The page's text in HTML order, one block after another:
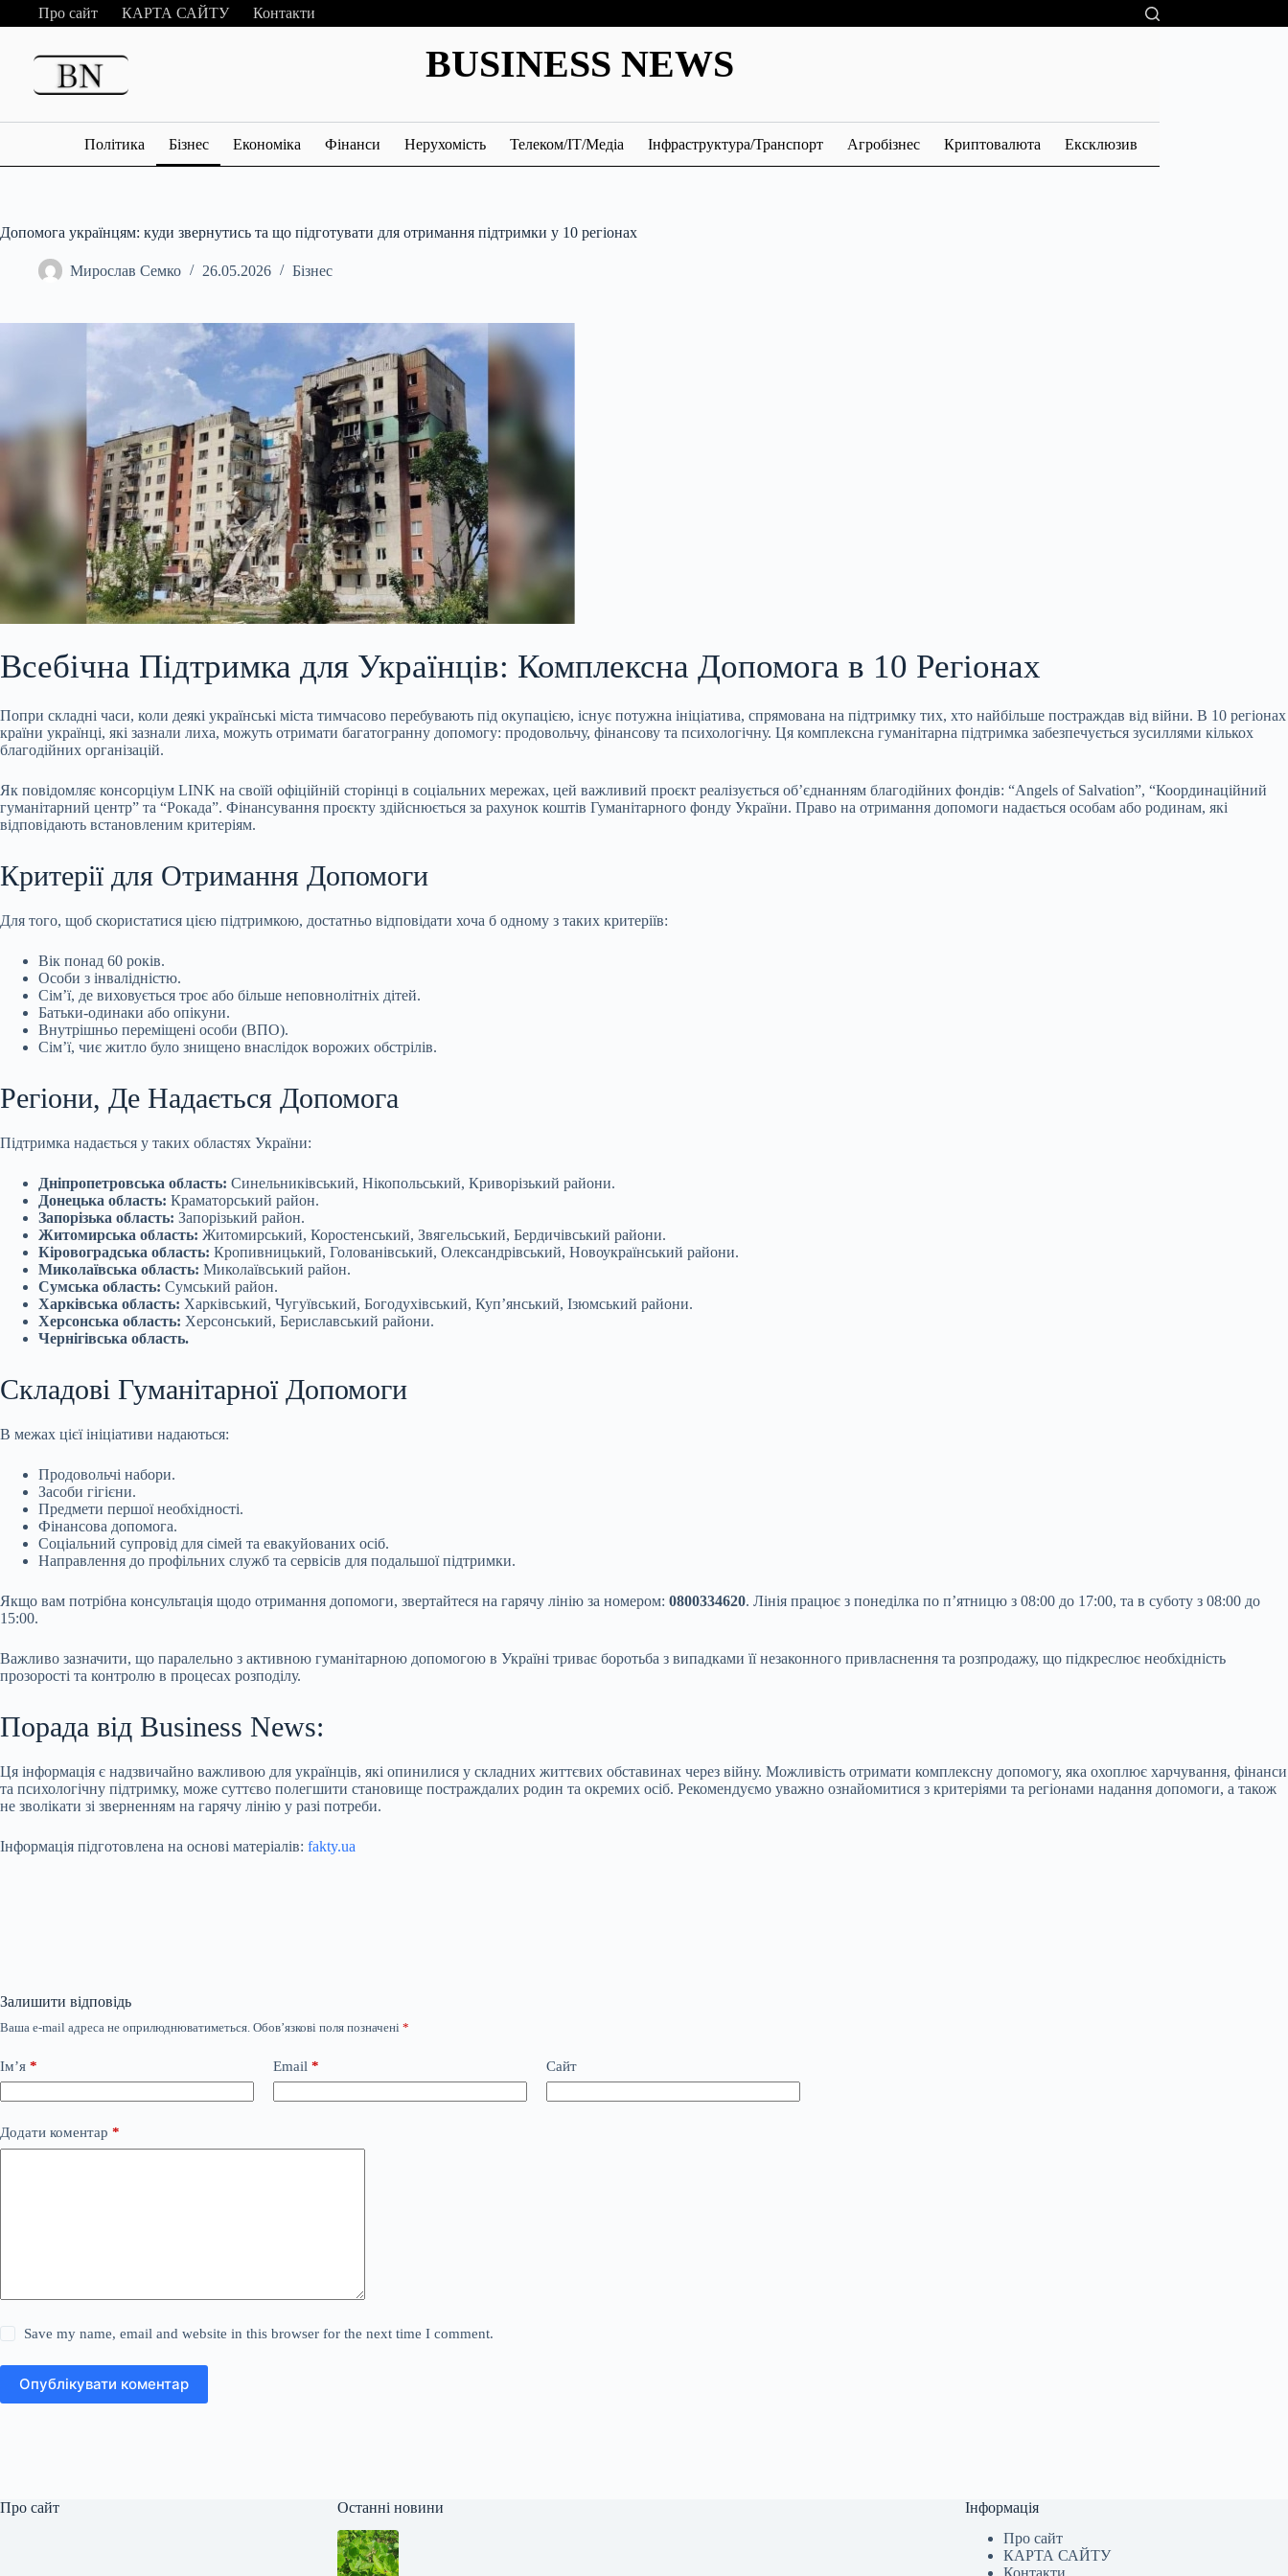
Перейти
до
Про сайт КАРТА САЙТУ Контакти
BUSINESS NEWS
Політика Бізнес Економіка Фінанси Нерухомість Телеком/ІТ/Медіа Інфраструктура/Транспорт Агробізнес Криптовалюта Ексклюзив
Допомога українцям: куди звернутись та що підготувати для отримання підтримки у 10 регіонах
Мирослав Семко 26.05.2026 Бізнес
Всебічна Підтримка для Українців: Комплексна Допомога в 10 Регіонах
Попри складні часи, коли деякі українські міста тимчасово перебувають під окупацією, існує потужна ініціатива, спрямована на підтримку тих, хто найбільше постраждав від війни. В 10 регіонах
країни українці, які зазнали лиха, можуть отримати багатогранну допомогу: продовольчу, фінансову та психологічну. Ця комплексна гуманітарна підтримка забезпечується зусиллями кількох
благодійних організацій.
Як повідомляє консорціум LINK на своїй офіційній сторінці в соціальних мережах, цей важливий проєкт реалізується об’єднанням благодійних фондів: “Angels of Salvation”, “Координаційний
гуманітарний центр” та “Рокада”. Фінансування проєкту здійснюється за рахунок коштів Гуманітарного фонду України. Право на отримання допомоги надається особам або родинам, які
відповідають встановленим критеріям.
Критерії для Отримання Допомоги
Для того, щоб скористатися цією підтримкою, достатньо відповідати хоча б одному з таких критеріїв:
Вік понад 60 років.
Особи з інвалідністю.
Сім’ї, де виховується троє або більше неповнолітніх дітей.
Батьки-одинаки або опікуни.
Внутрішньо переміщені особи (ВПО).
Сім’ї, чиє житло було знищено внаслідок ворожих обстрілів.
Регіони, Де Надається Допомога
Підтримка надається у таких областях України:
Дніпропетровська область: Синельниківський, Нікопольський, Криворізький райони.
Донецька область: Краматорський район.
Запорізька область: Запорізький район.
Житомирська область: Житомирський, Коростенський, Звягельський, Бердичівський райони.
Кіровоградська область: Кропивницький, Голованівський, Олександрівський, Новоукраїнський райони.
Миколаївська область: Миколаївський район.
Сумська область: Сумський район.
Харківська область: Харківський, Чугуївський, Богодухівський, Куп’янський, Ізюмський райони.
Херсонська область: Херсонський, Бериславський райони.
Чернігівська область.
Складові Гуманітарної Допомоги
В межах цієї ініціативи надаються:
Продовольчі набори.
Засоби гігієни.
Предмети першої необхідності.
Фінансова допомога.
Соціальний супровід для сімей та евакуйованих осіб.
Направлення до профільних служб та сервісів для подальшої підтримки.
Якщо вам потрібна консультація щодо отримання допомоги, звертайтеся на гарячу лінію за номером: 0800334620. Лінія працює з понеділка по п’ятницю з 08:00 до 17:00, та в суботу з 08:00 до
15:00.
Важливо зазначити, що паралельно з активною гуманітарною допомогою в Україні триває боротьба з випадками її незаконного привласнення та розпродажу, що підкреслює необхідність
прозорості та контролю в процесах розподілу.
Порада від Business News:
Ця інформація є надзвичайно важливою для українців, які опинилися у складних життєвих обставинах через війну. Можливість отримати комплексну допомогу, яка охоплює харчування, фінанси
та психологічну підтримку, може суттєво полегшити становище постраждалих родин та окремих осіб. Рекомендуємо уважно ознайомитися з критеріями та регіонами надання допомоги, а також
не зволікати зі зверненням на гарячу лінію у разі потреби.
Інформація підготовлена на основі матеріалів: fakty.ua
Залишити відповідь
Ваша e-mail адреса не оприлюднюватиметься. Обов’язкові поля позначені *
Ім’я * Email * Сайт
Додати коментар *
Save my name, email and website in this browser for the next time I comment.
Опублікувати коментар
Про сайт Останні новини
Інформація
Про сайт
КАРТА САЙТУ